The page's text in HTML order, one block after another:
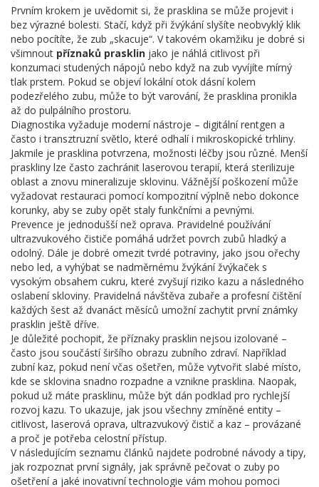
Prvním krokem je uvědomit si, že prasklina se může projevit i
bez výrazné bolesti. Stačí, když při žvýkání slyšíte neobvyklý klik
nebo pocítíte, že zub „skacuje“. V takovém okamžiku je dobré si
všimnout příznaků prasklin jako je náhlá citlivost při
konzumaci studených nápojů nebo když na zub vyvíjíte mírný
tlak prstem. Pokud se objeví lokální otok dásní kolem
podezřelého zubu, může to být varování, že prasklina pronikla
až do pulpálního prostoru.
Diagnostika vyžaduje moderní nástroje – digitální rentgen a
často i transztruzní světlo, které odhalí i mikroskopické trhliny.
Jakmile je prasklina potvrzena, možnosti léčby jsou různé. Menší
praskliny lze často zachránit laserovou terapií, která sterilizuje
oblast a znovu mineralizuje sklovinu. Vážnější poškození může
vyžadovat restauraci pomocí kompozitní výplně nebo dokonce
korunky, aby se zuby opět staly funkčními a pevnými.
Prevence je jednodušší než oprava. Pravidelné používání
ultrazvukového čističe pomáhá udržet povrch zubů hladký a
odolný. Dále je dobré omezit tvrdé potraviny, jako jsou ořechy
nebo led, a vyhýbat se nadměrnému žvýkání žvýkaček s
vysokým obsahem cukru, které zvyšují riziko kazu a následného
oslabení skloviny. Pravidelná návštěva zubaře a profesní čištění
každých šest až dvanáct měsíců umožní zachytit první známky
prasklin ještě dříve.
Je důležité pochopit, že příznaky prasklin nejsou izolované –
často jsou součástí širšího obrazu zubního zdraví. Například
zubní kaz, pokud není včas ošetřen, může vytvořit slabé místo,
kde se sklovina snadno rozpadne a vznikne prasklina. Naopak,
pokud už máte prasklinu, může být dán podklad pro rychlejší
rozvoj kazu. To ukazuje, jak jsou všechny zmíněné entity –
citlivost, laserová oprava, ultrazvukový čistič a kaz – provázané
a proč je potřeba celostní přístup.
V následujícím seznamu článků najdete podrobné návody a tipy,
jak rozpoznat první signály, jak správně pečovat o zuby po
ošetření a jaké inovativní technologie vám mohou pomoci